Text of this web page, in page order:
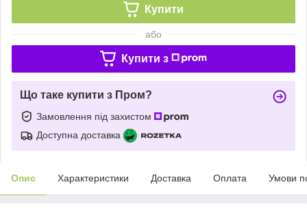
Купити
або
Купити з
Що таке купити з Пром?
Замовлення під захистом
Доступна доставка
Опис Характеристики Доставка Оплата Умови